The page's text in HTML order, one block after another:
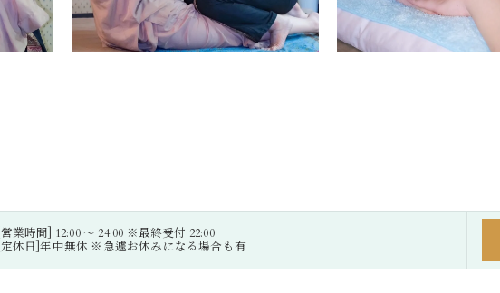
[営業時間] 12:00 〜 24:00 ※最終受付 22:00
[定休日]年中無休 ※急遽お休みになる場合も有